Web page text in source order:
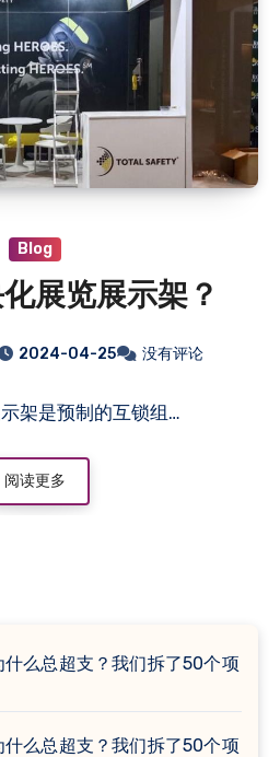
Blog
展览展示架？
2024-04-25 没有评论
架是预制的互锁组…
阅读更多
么总超支？我们拆了50个项
么总超支？我们拆了50个项